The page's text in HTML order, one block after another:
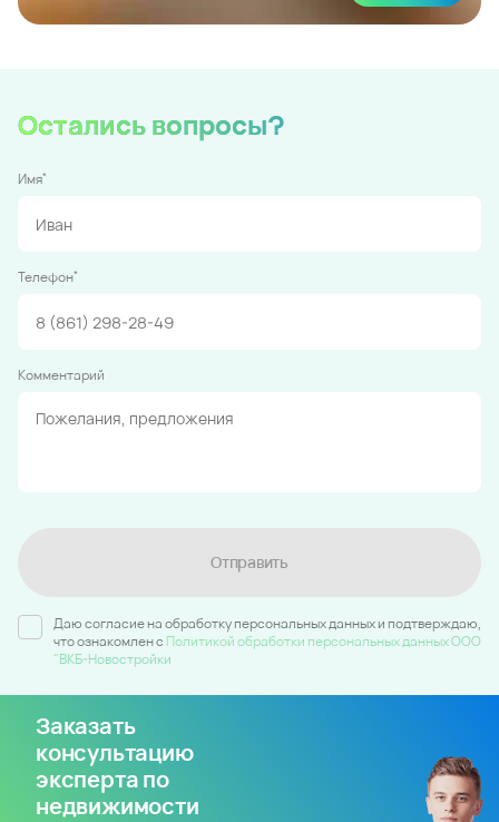
Остались вопросы?
Имя*
Телефон*
Комментарий
Отправить
Даю согласие на обработку персональных данных и подтверждаю,
что ознакомлен c Политикой обработки персональных данных ООО
"ВКБ-Новостройки
Заказать
консультацию
эксперта по
недвижимости